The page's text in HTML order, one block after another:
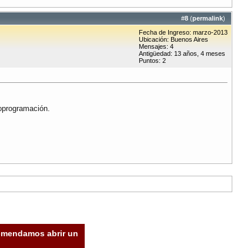
#8 (permalink)
Fecha de Ingreso: marzo-2013
Ubicación: Buenos Aires
Mensajes: 4
Antigüedad: 13 años, 4 meses
Puntos: 2
abrir un